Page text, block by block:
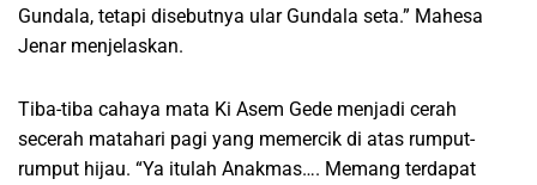
Gundala, tetapi disebutnya ular Gundala seta.” Mahesa
Jenar menjelaskan.
Tiba-tiba cahaya mata Ki Asem Gede menjadi cerah
secerah matahari pagi yang memercik di atas rumput-
rumput hijau. “Ya itulah Anakmas…. Memang terdapat